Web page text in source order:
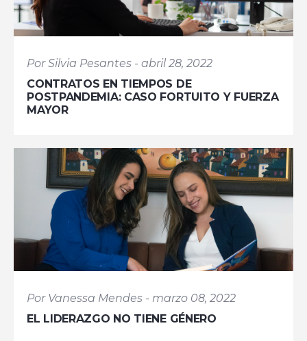
Por Silvia Pesantes - abril 28, 2022
CONTRATOS EN TIEMPOS DE
POSTPANDEMIA: CASO FORTUITO Y FUERZA
MAYOR
Por Vanessa Mendes - marzo 08, 2022
EL LIDERAZGO NO TIENE GÉNERO